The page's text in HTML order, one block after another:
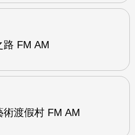
路 FM AM
渡假村 FM AM